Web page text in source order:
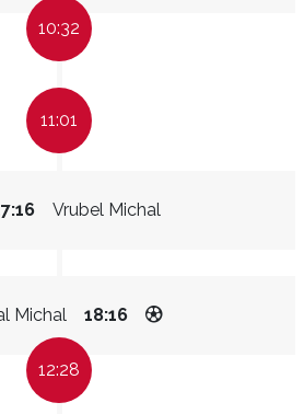
10:32
11:01
Vrubel Michal
Michal 18:16
12:28